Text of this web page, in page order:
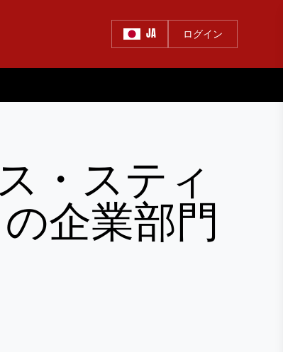
JA ログイン
・スティ
企業部門